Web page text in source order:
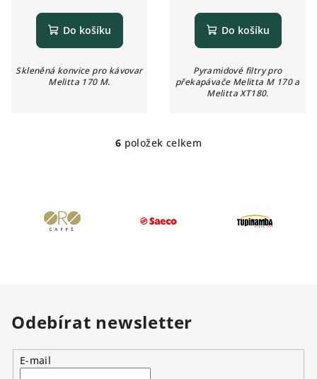
Do košíku
Skleněná konvice pro kávovar
Melitta 170 M.
Do košíku
Pyramidové filtry pro
překapávače Melitta M 170 a
Melitta XT180.
O
d
v
k
y
6 položek celkem
Odebírat newsletter
E-mail